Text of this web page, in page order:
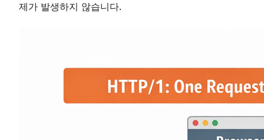
제가 발생하지 않습니다.